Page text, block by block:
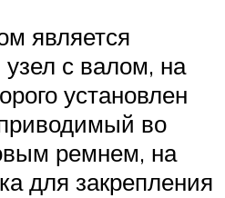
является
с валом, на
установлен
во
ремнем, на
для закрепления